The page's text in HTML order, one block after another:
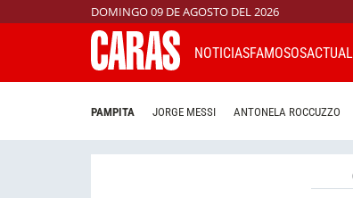
DOMINGO 09 DE AGOSTO DEL 2026
NOTICIASFAMOSOS
PAMPITA JORGE MESSI ANTONELA ROCCUZZO